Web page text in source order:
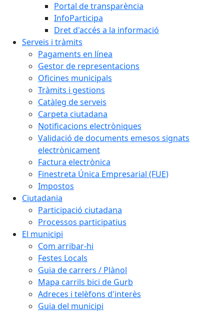
Portal de transparència
InfoParticipa
Dret d'accés a la informació
Serveis i tràmits
Pagaments en línea
Gestor de representacions
Oficines municipals
Tràmits i gestions
Catàleg de serveis
Carpeta ciutadana
Notificacions electròniques
Validació de documents emesos signats
electrònicament
Factura electrònica
Finestreta Única Empresarial (FUE)
Impostos
Ciutadania
Participació ciutadana
Processos participatius
El municipi
Com arribar-hi
Festes Locals
Guia de carrers / Plànol
Mapa carrils bici de Gurb
Adreces i telèfons d'interès
Guia del municipi